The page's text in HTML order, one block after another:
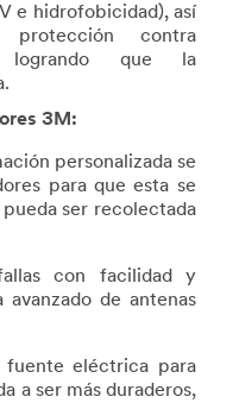
e hidrofobicidad), así
contra
logrando que la
3M:
personalizada se
para que esta se
ser recolectada
con facilidad y
de antenas
eléctrica para
a ser más duraderos,